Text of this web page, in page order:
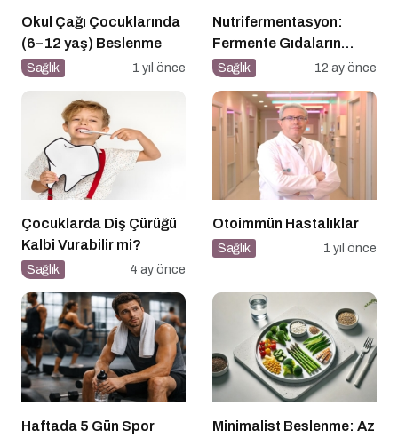
Okul Çağı Çocuklarında
(6–12 yaş) Beslenme
Sağlık 1 yıl önce
Nutrifermentasyon:
Fermente Gıdaların
Beslenmedeki Yeri ve
Sağlık 12 ay önce
Çocuklarda Diş Çürüğü
Kalbi Vurabilir mi?
Sağlık 4 ay önce
Otoimmün Hastalıklar
Sağlık 1 yıl önce
Haftada 5 Gün Spor
Minimalist Beslenme: Az